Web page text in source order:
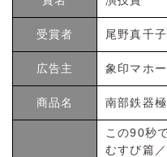
受賞者 尾野真千子
広告主 象印マホ
商品名 南部鉄器
この90秒
むすび篇／